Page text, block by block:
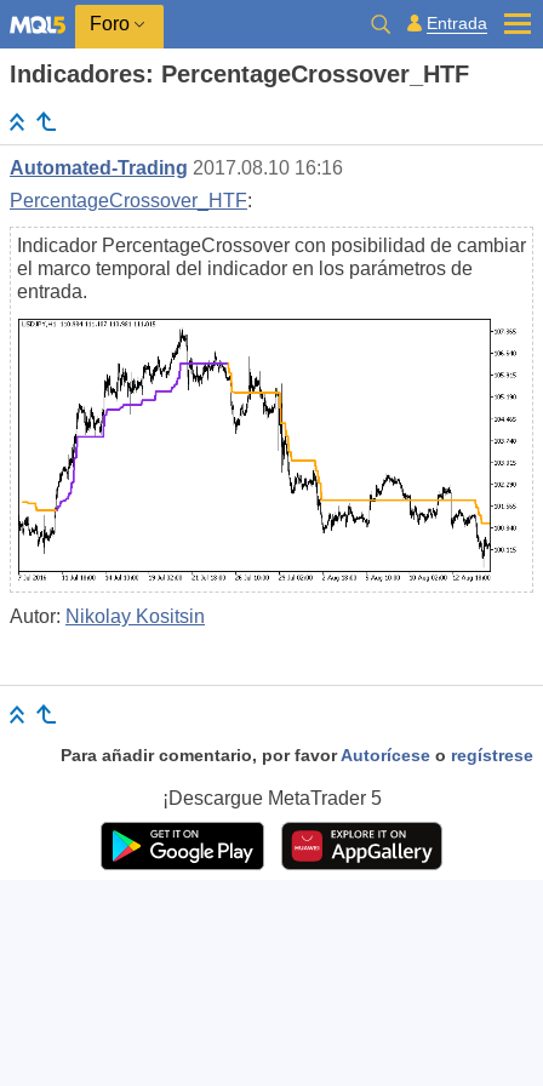
Foro Entrada
Indicadores: PercentageCrossover_HTF
Automated-Trading 2017.08.10 16:16
PercentageCrossover_HTF:
Indicador PercentageCrossover con posibilidad de cambiar
el marco temporal del indicador en los parámetros de
entrada.
Autor: Nikolay Kositsin
Para añadir comentario, por favorAutorícese o regístrese
¡Descargue MetaTrader 5